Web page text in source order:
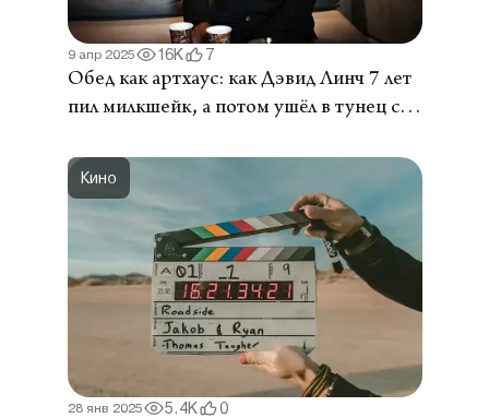
9 апр 2025 16K 7
Обед как артхаус: как Дэвид Линч 7 лет
пил милкшейк, а потом ушёл в тунец с
Кино
28 янв 2025 5.4K 0